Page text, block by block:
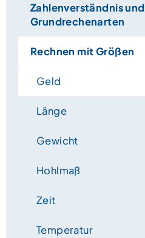
Zahlenverständnis und
Grundrechenarten
Rechnen mit Größen
Geld
Länge
Gewicht
Hohlmaß
Zeit
Temperatur